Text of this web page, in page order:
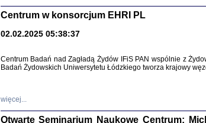
Centrum w konsorcjum EHRI PL
02.02.2025 05:38:37
Centrum Badań nad Zagładą Żydów IFiS PAN wspólnie z
Badań Żydowskich Uniwersytetu Łódzkiego tworza krajowy
więcej...
Otwarte Seminarium Naukowe Centrum: